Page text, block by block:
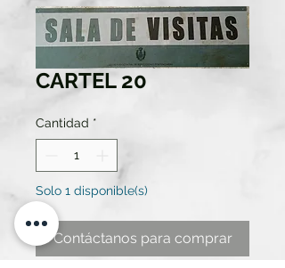
CARTEL 20
Cantidad *
Solo 1 disponible(s)
Contáctanos para comprar